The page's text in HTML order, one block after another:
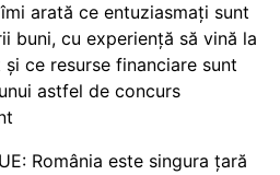
arată ce entuziasmați sunt
buni, cu experiență să vină la
ce resurse financiare sunt
astfel de concurs
România este singura țară